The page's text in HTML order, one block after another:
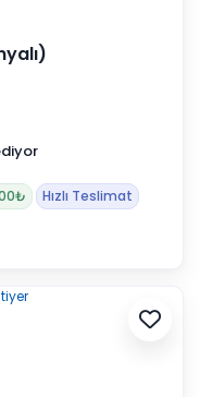
Hızlı Teslimat